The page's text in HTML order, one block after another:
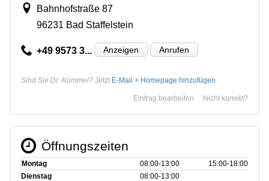
Bahnhofstraße 87
96231 Bad Staffelstein
+49 9573 3... Anzeigen Anrufen
Sind Sie Dr. Kümmel? Jetzt E-Mail + Homepage hinzufügen
Nicht korrekt?
Eintrag bearbeiten
Öffnungszeiten
Montag 08:00‑13:00
15:00‑18:00
Dienstag
08:00‑13:00